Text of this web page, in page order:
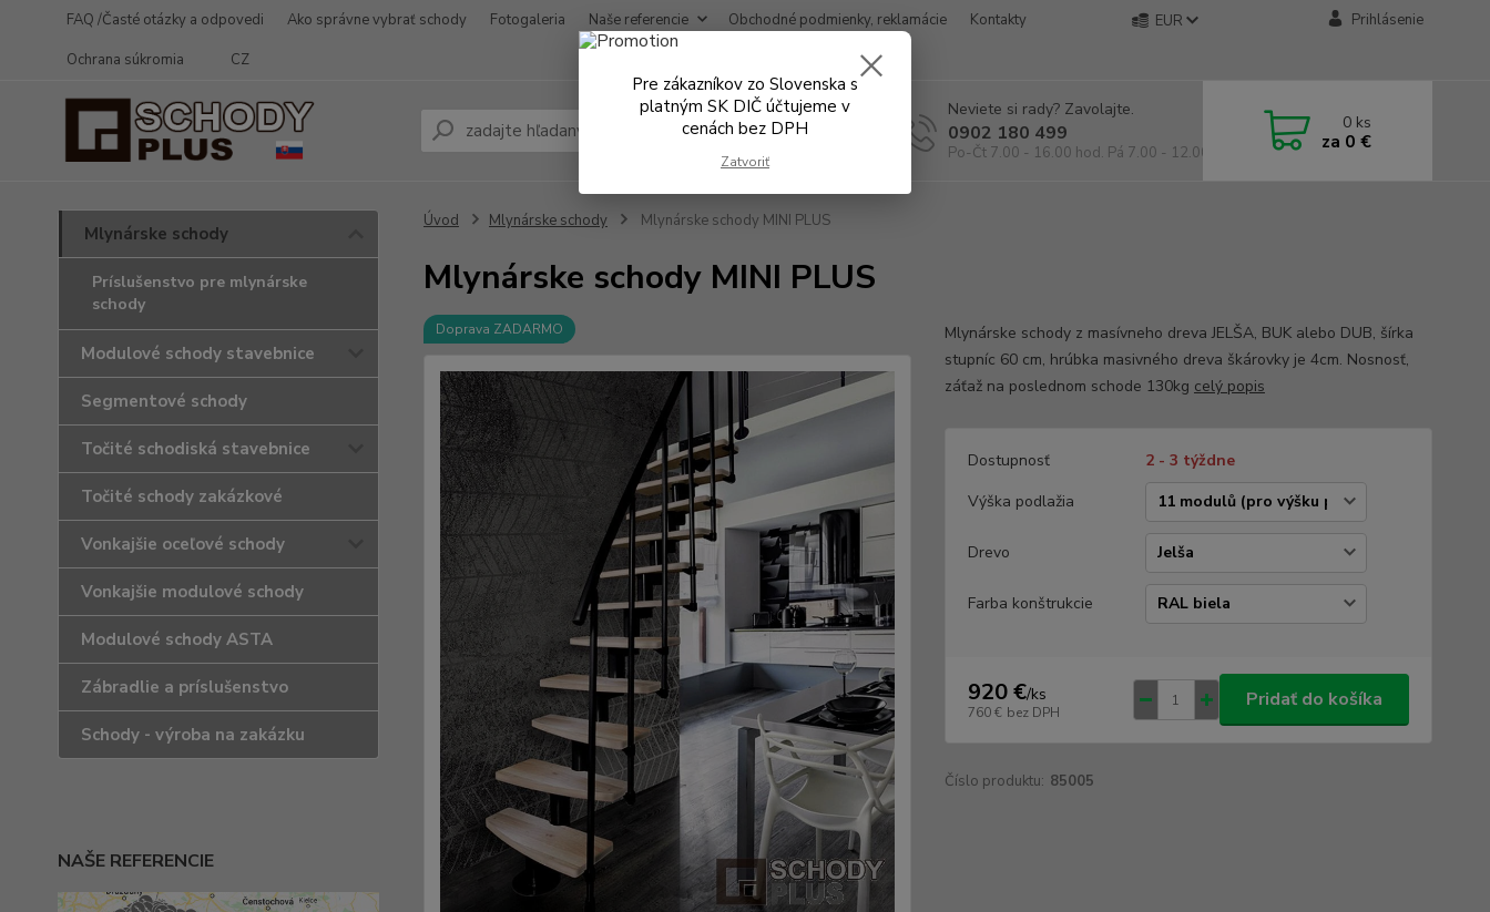
FAQ /Časté otázky a odpovedi Ako správne vybrať schody Fotogaleria Naše referencie Obchodné podmienky, reklamácie
Kontakty
Ochrana súkromia
CZ
EUR Prihlásenie
Hľadať
Neviete si rady? Zavolajte.
0902 180 499
Po-Čt 7.00 - 16.00 hod. Pá 7.00 - 12.00 hod.
0 ks
za 0 €
Mlynárske schody
Príslušenstvo pre mlynárske
schody
Modulové schody stavebnice
Segmentové schody
Točité schodiská stavebnice
Točité schody zakázkové
Vonkajšie oceľové schody
Vonkajšie modulové schody
Modulové schody ASTA
Zábradlie a príslušenstvo
Schody - výroba na zakázku
NAŠE REFERENCIE
Úvod Mlynárske schody Mlynárske schody MINI PLUS
Mlynárske schody MINI PLUS
Doprava ZADARMO
Mlynárske schody z masívneho dreva JELŠA, BUK alebo DUB, šírka
stupníc 60 cm, hrúbka masivného dreva škárovky je 4cm. Nosnosť,
záťaž na poslednom schode 130kg celý popis
Dostupnosť
2 - 3 týždne
Výška podlažia
Drevo
Farba konštrukcie
920 €/ks
760 € bez DPH
Pridať do košíka
Číslo produktu: 85005
Pre zákazníkov zo Slovenska s
platným SK DIČ účtujeme v
cenách bez DPH
Zatvoriť